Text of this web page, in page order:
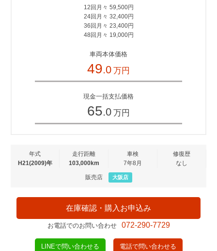
12回月々 59,500円
24回月々 32,400円
36回月々 23,400円
48回月々 19,000円
車両本体価格
49.0 万円
現金一括支払価格
65.0 万円
年式
H21(2009)年
走行距離
103,000km
車検
7年8月
修復歴
なし
販売店 大阪店
在庫確認・購入お申込み
お電話でのお問い合わせ 072-290-7729
LINEで問い合わせる 電話で問い合わせる